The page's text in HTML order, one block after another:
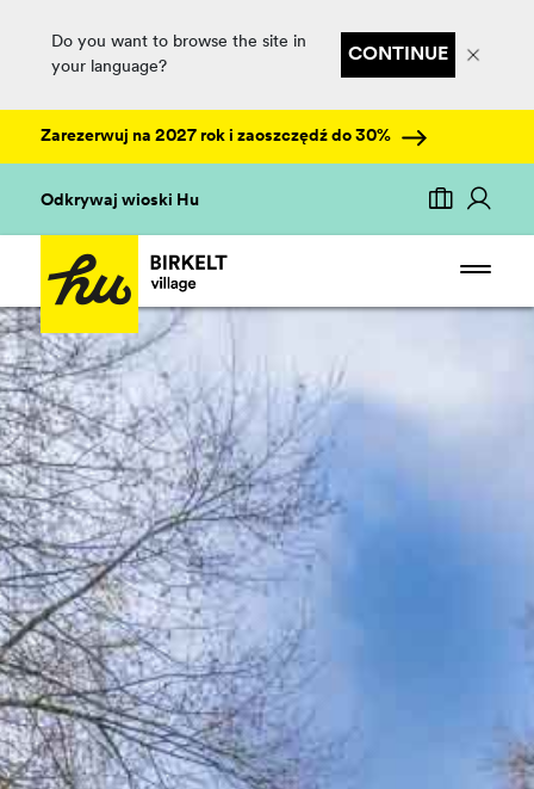
Do you want to browse the site in
your language?
CONTINUE
Zarezerwuj na 2027 rok i zaoszczędź do 30%
Odkrywaj wioski Hu